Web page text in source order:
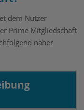
dem Nutzer
Prime Mitgliedschaft
näher